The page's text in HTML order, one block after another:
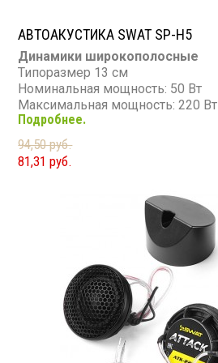
АВТОАКУСТИКА SWAT SP-H5
Динамики широкополосные
Типоразмер 13 см
Номинальная мощность: 50 Вт
Максимальная мощность: 220 Вт
Диапазон частот: 100 - 16 000 Гц
Чувствительность: 88 дБ
Сопротивление: 4 Ом
Подробнее.
94,50 руб.
81,31 руб.